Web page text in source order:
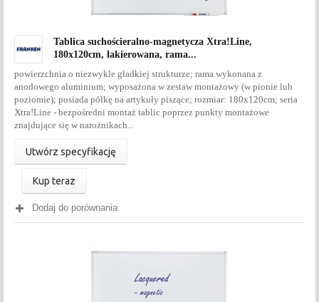
Tablica suchościeralno-magnetycza Xtra!Line,
180x120cm, lakierowana, rama...
powierzchnia o niezwykle gładkiej strukturze; rama wykonana z
anodowego aluminium; wyposażona w zestaw montażowy (w pionie lub
poziomie); posiada półkę na artykuły piszące; rozmiar: 180x120cm; seria
Xtra!Line - bezpośredni montaż tablic poprzez punkty montażowe
znajdujące się w narożnikach...
Utwórz specyfikację
Kup teraz
Dodaj do porównania